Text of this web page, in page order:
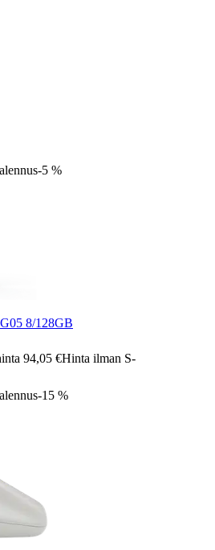
-5 %
8/128GB
94,05 €Hinta ilman S-
-15 %